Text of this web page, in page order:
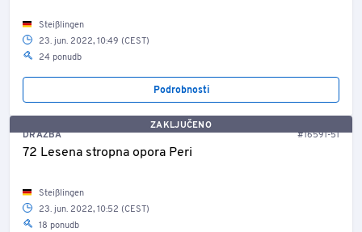
Steißlingen
23. jun. 2022, 10:49 (CEST)
24 ponudb
Podrobnosti
ZAKLJUČENO
DRAŽBA
#16591-51
72 Lesena stropna opora Peri
Steißlingen
23. jun. 2022, 10:52 (CEST)
18 ponudb